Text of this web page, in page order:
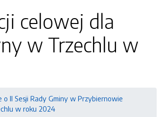
celowej dla
w Trzechlu w
o II Sesji Rady Gminy w Przybiernowie
w roku 2024